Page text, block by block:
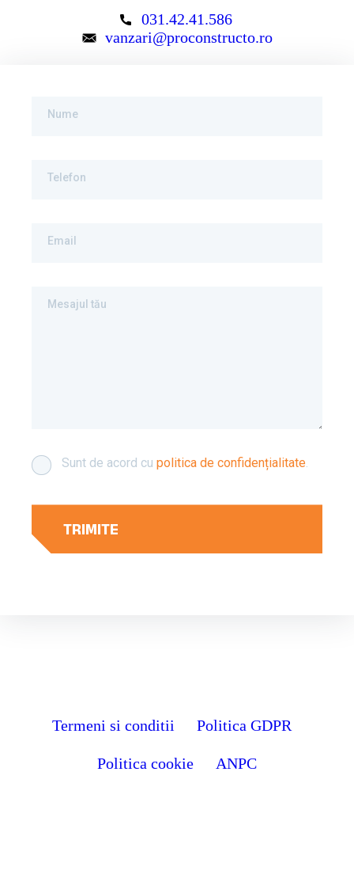
031.42.41.586
vanzari@proconstructo.ro
Nume
Telefon
Email
Mesajul tău
Sunt de acord cu politica de confidențialitate.
Termeni si conditii Politica GDPR
Politica cookie ANPC